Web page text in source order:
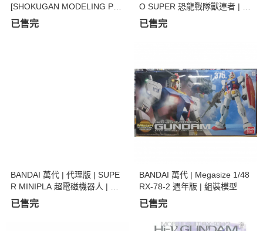
[SHOKUGAN MODELING PR
OJECT] 《創聖的大天使》 創
聖機械天使 | 強攻型機械天使 |
已售完
O SUPER 恐龍戰隊獸連者 | 金
剛戰士 | 全新未拆
已售完
BANDAI 萬代 | 代理版 | SUPE
R MINIPLA 超電磁機器人 | 超
電磁V | 孔巴特拉V | 組裝模型
已售完
BANDAI 萬代 | Megasize 1/48
RX-78-2 週年版 | 組裝模型
已售完